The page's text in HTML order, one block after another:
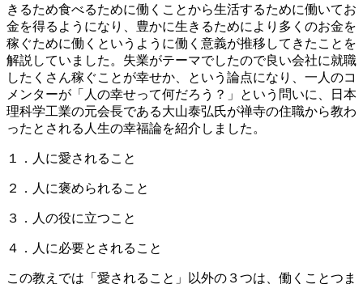
きるため食べるために働くことから生活するために働いてお
金を得るようになり、豊かに生きるためにより多くのお金を
稼ぐために働くというように働く意義が推移してきたことを
解説していました。失業がテーマでしたので良い会社に就職
したくさん稼ぐことが幸せか、という論点になり、一人のコ
メンターが「人の幸せって何だろう？」という問いに、日本
理科学工業の元会長である大山泰弘氏が禅寺の住職から教わ
ったとされる人生の幸福論を紹介しました。
１．人に愛されること
２．人に褒められること
３．人の役に立つこと
４．人に必要とされること
この教えでは「愛されること」以外の３つは、働くことつま